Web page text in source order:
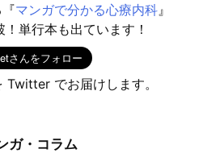
マンガで分かる心療内科 』
単行本も出ています！
Twitter でお届けします。
ガ・コラム